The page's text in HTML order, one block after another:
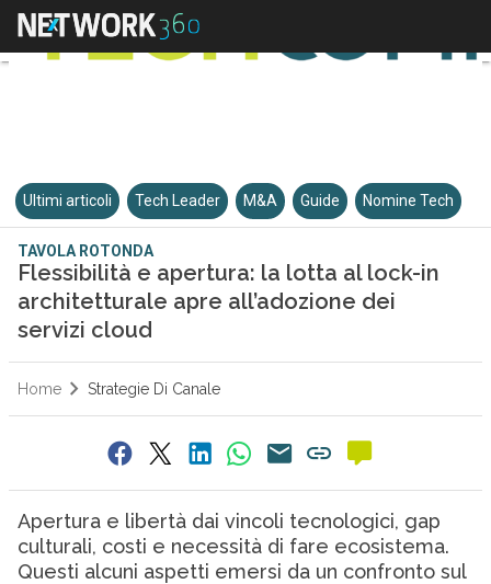
Ultimi articoli Tech Leader M&A Guide Nomine Tech
TAVOLA ROTONDA
Flessibilità e apertura: la lotta al lock-in
architetturale apre all’adozione dei
servizi cloud
Home Strategie Di Canale
Apertura e libertà dai vincoli tecnologici, gap
culturali, costi e necessità di fare ecosistema.
Questi alcuni aspetti emersi da un confronto sul